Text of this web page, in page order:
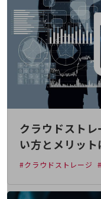
その他のお悩みはこちら
業界から見つける
業界から見つけるTOP
製造業
小売・卸売業
運輸業
建設業
地域産業
ゲーム感覚で見つける
クラウドスト
い方とメリット
#クラウドストレージ